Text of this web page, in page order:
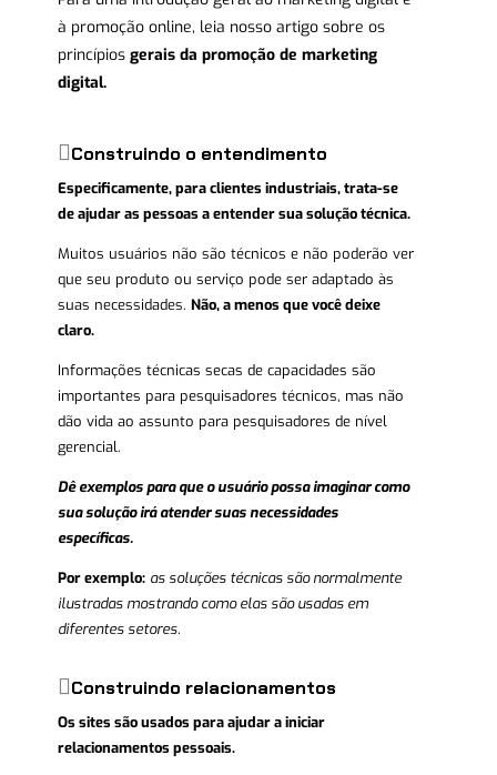
à promoção online, leia nosso artigo sobre os
princípios gerais da promoção de marketing
digital.
Construindo o entendimento
Especificamente, para clientes industriais, trata-se
de ajudar as pessoas a entender sua solução técnica.
Muitos usuários não são técnicos e não poderão ver
que seu produto ou serviço pode ser adaptado às
suas necessidades. Não, a menos que você deixe
claro.
Informações técnicas secas de capacidades são
importantes para pesquisadores técnicos, mas não
dão vida ao assunto para pesquisadores de nível
gerencial.
Dê exemplos para que o usuário possa imaginar como
sua solução irá atender suas necessidades
específicas.
Por exemplo: as soluções técnicas são normalmente
ilustradas mostrando como elas são usadas em
diferentes setores.
Construindo relacionamentos
Os sites são usados ​​para ajudar a iniciar
relacionamentos pessoais.